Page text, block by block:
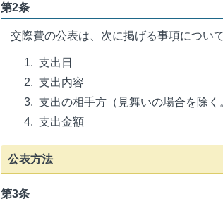
第2条
交際費の公表は、次に掲げる事項について
支出日
支出内容
支出の相手方（見舞いの場合を除く
支出金額
公表方法
第3条